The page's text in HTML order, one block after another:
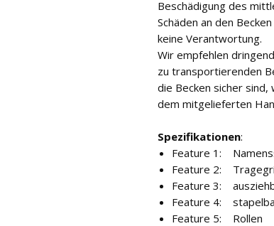
Beschädigung des
Schäden an den
keine Verantwortung.
Wir empfehlen
zu transportierenden
die Becken sicher
dem mitgelieferten
Spezifikationen:
Feature 1:
Feature 2:
Feature 3:
Feature 4:
Feature 5: Rollen